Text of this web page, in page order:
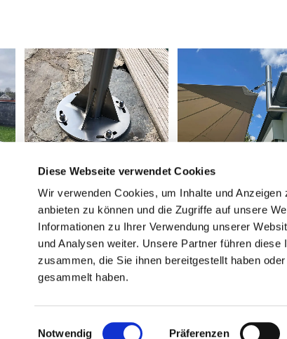
Diese Webseite verwendet Cookies
Wir verwenden Cookies, um Inhalte und
anbieten zu können und die Zugriffe auf unsere
Informationen zu Ihrer Verwendung unserer
und Analysen weiter. Unsere Partner führen
zusammen, die Sie ihnen bereitgestellt haben
gesammelt haben.
Einwilligungsauswahl
Notwendig Präferenzen